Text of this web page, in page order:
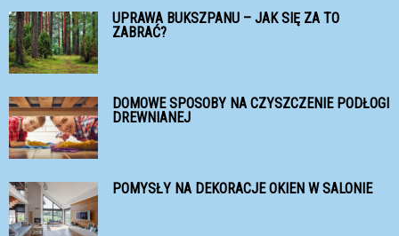
UPRAWA BUKSZPANU – JAK SIĘ ZA TO
ZABRAĆ?
DOMOWE SPOSOBY NA CZYSZCZENIE PODŁOGI
DREWNIANEJ
POMYSŁY NA DEKORACJE OKIEN W SALONIE